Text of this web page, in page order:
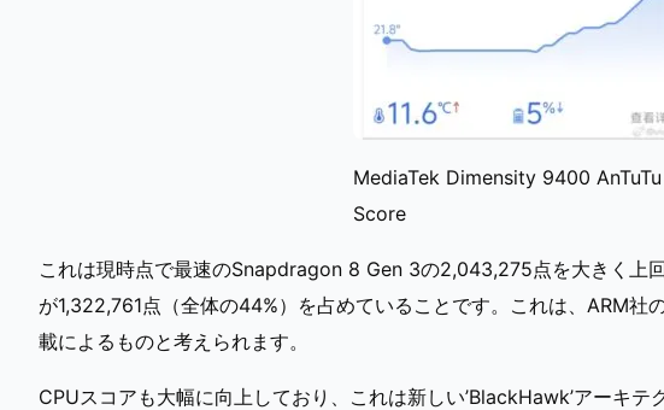
MediaTek Dimensity 9400 AnTuTu
Score
これは現時点で最速のSnapdragon 8 Gen 3の2,043,275点を大きく上
が1,322,761点（全体の44%）を占めていることです。これは、ARM
載によるものと考えられます。
CPUスコアも大幅に向上しており、これは新しい’BlackHawk’アーキテ